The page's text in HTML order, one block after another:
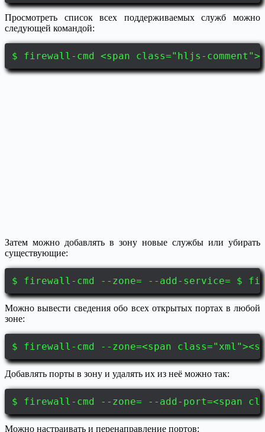
Просмотреть список всех поддерживаемых служб можно
следующей командой:
$ firewall-cmd <span class="hljs-
Затем можно добавлять в зону новые службы или убирать
существующие:
$ firewall-cmd --zone= --add-service= $
Можно вывести сведения обо всех открытых портах в любой
зоне:
$ firewall-cmd --zone=<span
Добавлять порты в зону и удалять их из неё можно так:
$ firewall-cmd --zone= --add-port=<span
Можно настраивать и перенаправление портов: